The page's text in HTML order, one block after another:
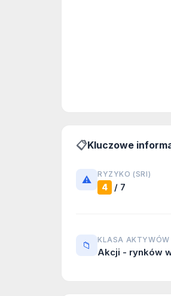
📋Kluczowe
⚠️ RYZYKO (SRI)
4 / 7
📁 KLASA AKTYWÓW
Akcji - rynków